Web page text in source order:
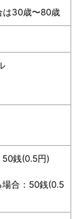
は30歳〜80歳
50銭(0.5円)
合：50銭(0.5